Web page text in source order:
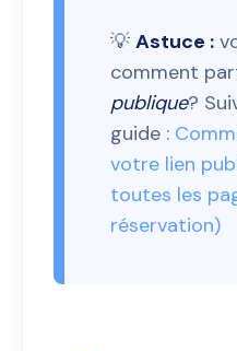
💡 Astuce :
comment
publique?
guide :
votre lien
toutes les
réservation)